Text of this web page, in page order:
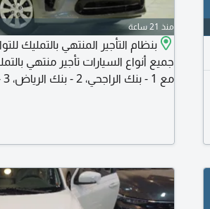
منذ 21 ساعة
جميع أنواع السيارات تأجير منتهي